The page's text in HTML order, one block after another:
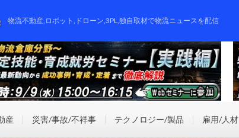
物流不動産,ロボット,ドローン,3PL,独自取材で物流ニュースを配信
産 災害/事故/不祥事 テクノロジー/製品 雇用/人材